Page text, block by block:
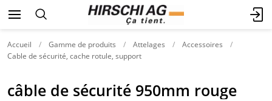
Accueil Gamme de produits Attelages
Accessoires
Cable de sécurité, cache rotule, support
câble de sécurité 950mm rouge